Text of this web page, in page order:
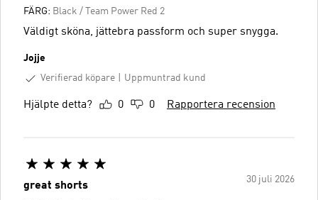
FÄRG: Black / Team Power Red 2
Väldigt sköna, jättebra passform och super snygga.
Jojje
Verifierad köpare
Uppmuntrad kund
Hjälpte detta? 0 0 Rapportera recension
30 juli 2026
great shorts